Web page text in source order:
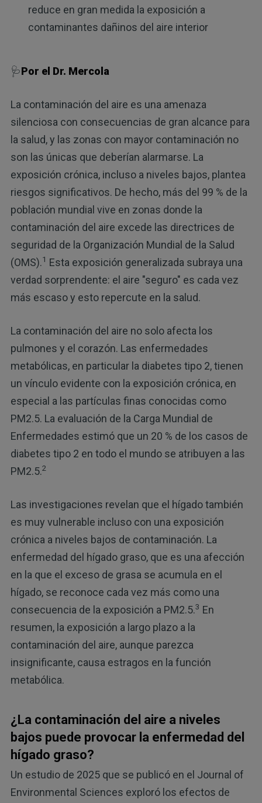
reduce en gran medida la exposición a
contaminantes dañinos del aire interior
🩺Por el Dr. Mercola
La contaminación del aire es una amenaza
silenciosa con consecuencias de gran alcance para
la salud, y las zonas con mayor contaminación no
son las únicas que deberían alarmarse. La
exposición crónica, incluso a niveles bajos, plantea
riesgos significativos. De hecho, más del 99 % de la
población mundial vive en zonas donde la
contaminación del aire excede las directrices de
seguridad de la Organización Mundial de la Salud
(OMS).1 Esta exposición generalizada subraya una
verdad sorprendente: el aire "seguro" es cada vez
más escaso y esto repercute en la salud.
La contaminación del aire no solo afecta los
pulmones y el corazón. Las enfermedades
metabólicas, en particular la diabetes tipo 2, tienen
un vínculo evidente con la exposición crónica, en
especial a las partículas finas conocidas como
PM2.5. La evaluación de la Carga Mundial de
Enfermedades estimó que un 20 % de los casos de
diabetes tipo 2 en todo el mundo se atribuyen a las
PM2.5.2
Las investigaciones revelan que el hígado también
es muy vulnerable incluso con una exposición
crónica a niveles bajos de contaminación. La
enfermedad del hígado graso, que es una afección
en la que el exceso de grasa se acumula en el
hígado, se reconoce cada vez más como una
consecuencia de la exposición a PM2.5.3 En
resumen, la exposición a largo plazo a la
contaminación del aire, aunque parezca
insignificante, causa estragos en la función
metabólica.
¿La contaminación del aire a niveles
bajos puede provocar la enfermedad del
hígado graso?
Un estudio de 2025 que se publicó en el Journal of
Environmental Sciences exploró los efectos de